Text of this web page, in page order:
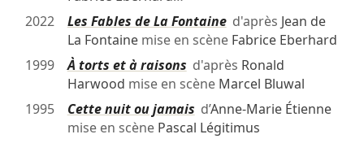
2022
Les Fables de La Fontained'après Jean de
La Fontainemise en scène Fabrice Eberhard
1999
À torts et à raisons d'après Ronald
Harwood mise en scène Marcel Bluwal
1995
Cette nuit ou jamais d’Anne-Marie Étienne
mise en scène Pascal Légitimus